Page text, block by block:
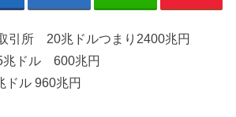
引所 20兆ドルつまり2400兆円
ドル 600兆円
ドル 960兆円